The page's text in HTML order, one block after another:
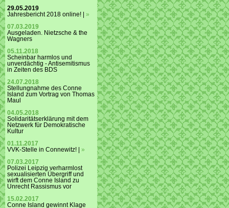
29.05.2019
Jahresbericht 2018 online! | »
07.03.2019
Ausgeladen. Nietzsche & the
Wagners
05.11.2018
Scheinbar harmlos und
unverdächtig - Antisemitismus
in Zeiten des BDS
24.07.2018
Stellungnahme des Conne
Island zum Vortrag von Thomas
Maul
04.05.2018
Solidaritätserklärung mit dem
Netzwerk für Demokratische
Kultur
01.11.2017
VVK-Stelle in Connewitz! | »
07.03.2017
Polizei Leipzig verharmlost
sexualisierten Übergriff und
wirft dem Conne Island zu
Unrecht Rassismus vor
15.02.2017
Conne Island gewinnt Klage